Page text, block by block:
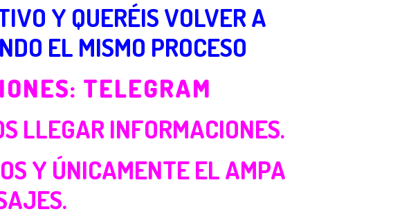
Y QUERÉIS VOLVER A
EL MISMO PROCESO
TELEGRAM
LLEGAR INFORMACIONES.
Y ÚNICAMENTE EL AMPA